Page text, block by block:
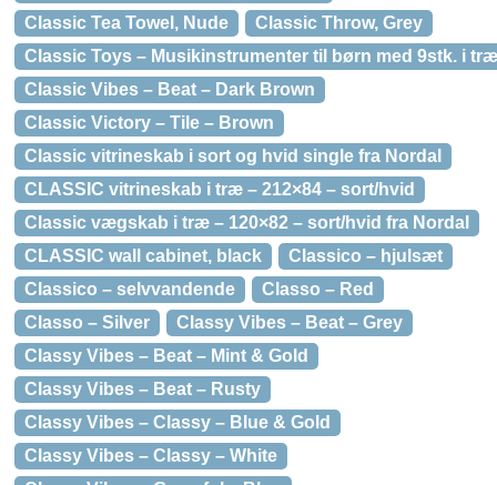
Classic Tea Towel, Nude
Classic Throw, Grey
Classic Toys – Musikinstrumenter til børn med 9stk. i
Classic Vibes – Beat – Dark Brown
Classic Victory – Tile – Brown
Classic vitrineskab i sort og hvid single fra Nordal
CLASSIC vitrineskab i træ – 212×84 – sort/hvid
Classic vægskab i træ – 120×82 – sort/hvid fra Nordal
CLASSIC wall cabinet, black
Classico – hjulsæt
Classico – selvvandende
Classo – Red
Classo – Silver
Classy Vibes – Beat – Grey
Classy Vibes – Beat – Mint & Gold
Classy Vibes – Beat – Rusty
Classy Vibes – Classy – Blue & Gold
Classy Vibes – Classy – White